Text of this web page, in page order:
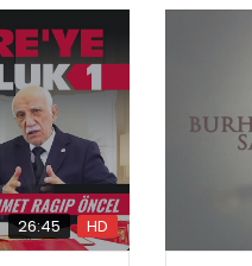
26:45 HD